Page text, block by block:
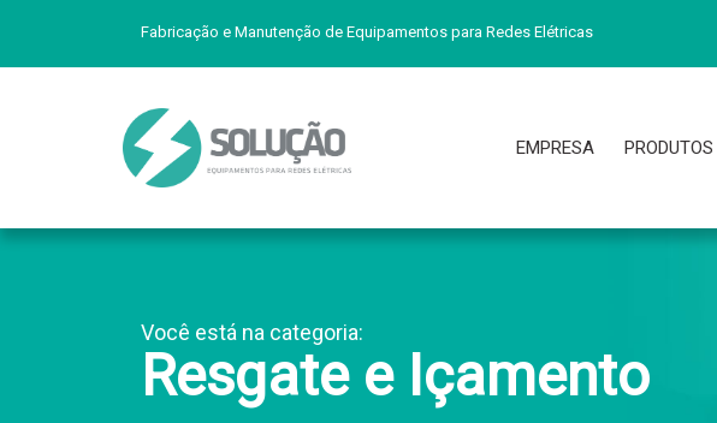
Fabricação e Manutenção de Equipamentos para Redes Elétricas
EMPRESA PRODUTOS
Você está na categoria:
Resgate e Içamento